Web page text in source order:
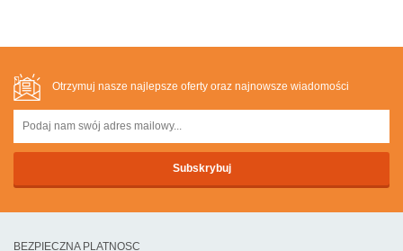
Otrzymuj nasze najlepsze oferty oraz najnowsze wiadomości
BEZPIECZNA PLATNOSC